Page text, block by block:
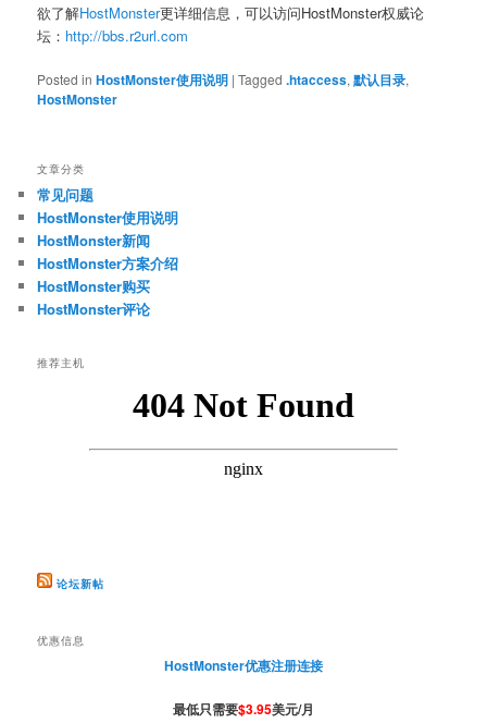
欲了解HostMonster更详细信息，可以访问HostMonster权威论
坛： http://bbs.r2url.com
Posted in HostMonster使用说明 |Tagged .htaccess,默认目录,
HostMonster
文章分类
常见问题
HostMonster使用说明
HostMonster新闻
HostMonster方案介绍
HostMonster购买
HostMonster评论
推荐主机
论坛新帖
优惠信息
HostMonster优惠注册连接
最低只需要$3.95美元/月